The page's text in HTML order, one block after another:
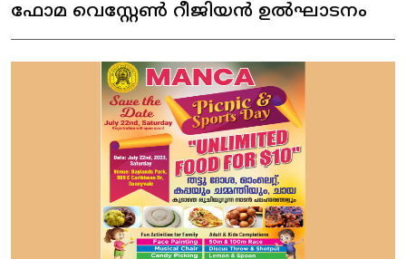
ഫോമ വെസ്റ്റേൺ റീജിയൻ ഉൽഘാടനം